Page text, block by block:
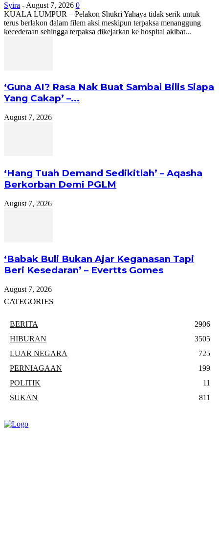
Syira - August 7, 2026 0
KUALA LUMPUR – Pelakon Shukri Yahaya tidak serik untuk
terus berlakon dalam filem aksi meskipun terpaksa menanggung
kecederaan sehingga terpaksa dikejarkan ke hospital akibat...
‘Guna AI? Rasa Nak Buat Sambal Bilis Siapa
Yang Cakap’ –...
August 7, 2026
‘Hang Tuah Demand Sedikitlah’ – Aqasha
Berkorban Demi PGLM
August 7, 2026
‘Babak Buli Bukan Ajar Keganasan Tapi
Beri Kesedaran’ – Evertts Gomes
August 7, 2026
CATEGORIES
BERITA
2906
HIBURAN
3505
LUAR NEGARA
725
PERNIAGAAN
199
POLITIK
11
SUKAN
811